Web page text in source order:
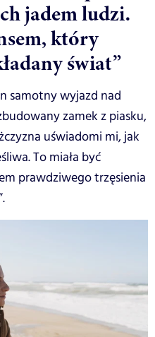
jadem ludzi.
który
świat”
samotny wyjazd nad
zamek z piasku,
uświadomi mi, jak
To miała być
prawdziwego trzęsienia